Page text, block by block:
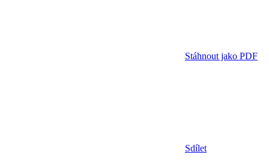
Stáhnout jako PDF
Sdílet